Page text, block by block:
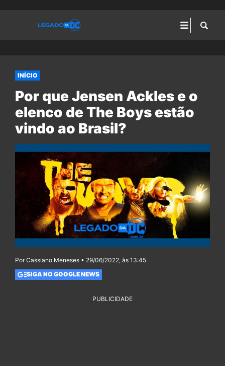
INÍCIO
Por que Jensen Ackles e o
elenco de The Boys estão
vindo ao Brasil?
Por Cassiano Meneses • 29/06/2022, às 13:45
SIGA NO GOOGLE NEWS
PUBLICIDADE